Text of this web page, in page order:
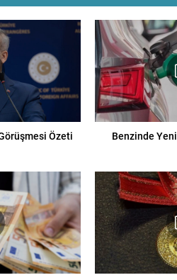
Özeti Benzinde